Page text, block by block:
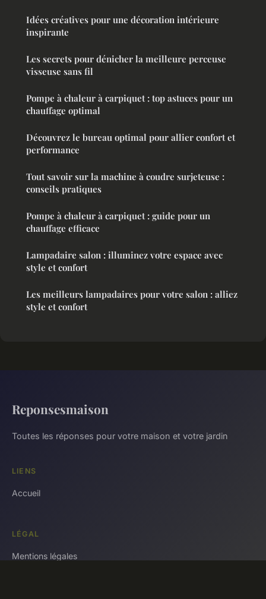
Idées créatives pour une décoration intérieure
inspirante
Les secrets pour dénicher la meilleure perceuse
visseuse sans fil
Pompe à chaleur à carpiquet : top astuces pour un
chauffage optimal
Découvrez le bureau optimal pour allier confort et
performance
Tout savoir sur la machine à coudre surjeteuse :
conseils pratiques
Pompe à chaleur à carpiquet : guide pour un
chauffage efficace
Lampadaire salon : illuminez votre espace avec
style et confort
Les meilleurs lampadaires pour votre salon : alliez
style et confort
Reponsesmaison
Toutes les réponses pour votre maison et votre jardin
LIENS
Accueil
LÉGAL
Mentions légales